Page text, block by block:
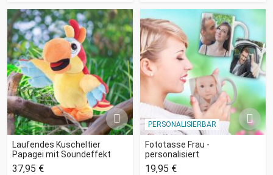
Laufendes Kuscheltier
Papagei mit Soundeffekt
37,95 €
PERSONALISIERBAR
Fototasse Frau -
personalisiert
19,95 €